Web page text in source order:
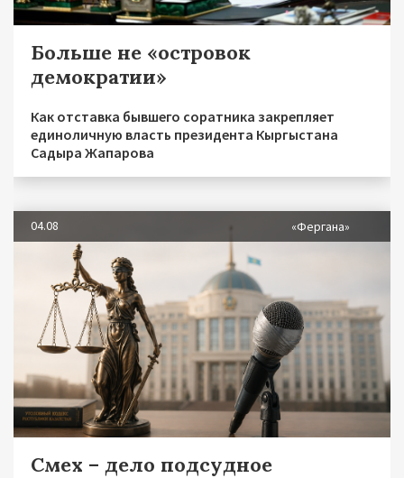
Больше не «островок
демократии»
Как отставка бывшего соратника закрепляет
единоличную власть президента Кыргыстана
Садыра Жапарова
04.08 «Фергана»
Смех – дело подсудное